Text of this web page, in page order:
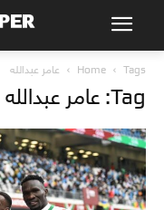
Home Tags عامر عبدالله
Tag: عامر عبدالله